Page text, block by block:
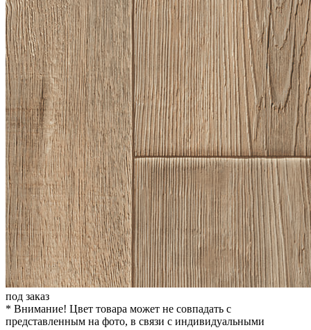
под заказ
* Внимание! Цвет товара может не совпадать с
представленным на фото, в связи с индивидуальными